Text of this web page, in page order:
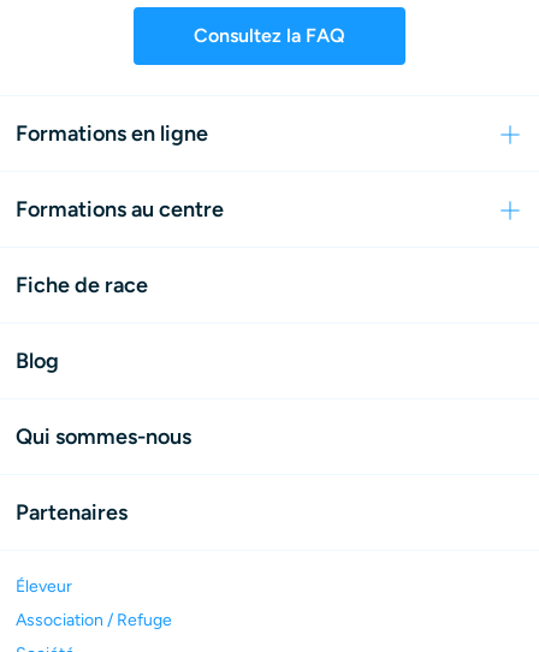
Consultez la FAQ
Formations en ligne
Formations au centre
Fiche de race
Blog
Qui sommes-nous
Partenaires
Éleveur
Association / Refuge